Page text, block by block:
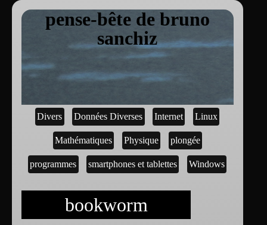
pense-bête de bruno
sanchiz
Divers Données Diverses Internet Linux
Mathématiques Physique plongée
programmes smartphones et tablettes Windows
bookworm